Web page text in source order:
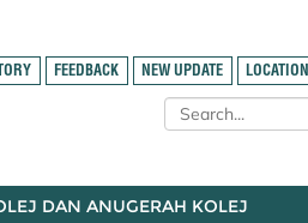
FEEDBACK NEW UPDATE LOCATION
DAN ANUGERAH KOLEJ